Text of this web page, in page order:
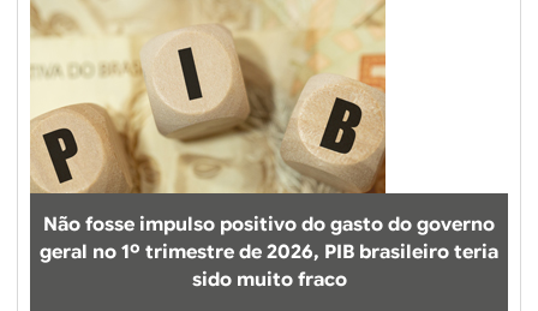
Não fosse impulso positivo do gasto do governo
geral no 1º trimestre de 2026, PIB brasileiro teria
sido muito fraco